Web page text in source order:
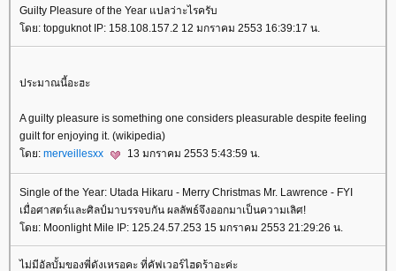
Guilty Pleasure of the Year แปลว่าะไรครับ
ดย: topguknot IP: 158.108.157.2 12 มกราคม 2553 16:39:17 น.
ประมาณนี้อะฮะ
A guilty pleasure is something one considers pleasurable despite feeling
guilt for enjoying it. (wikipedia)
ดย: merveillesxx 13 มกราคม 2553 5:43:59 น.
Single of the Year: Utada Hikaru - Merry Christmas Mr. Lawrence - FYI
เมื่อศาสตร์และศิลป์มาบรรจบกัน ผลลัพธ์จึงออกมาเป็นความเลิศ!
ดย: Moonlight Mile IP: 125.24.57.253 15 มกราคม 2553 21:29:26 น.
ไม่มีอัลบั้มของพี่ดังเหรอคะ ที่คัฟเวอร์ไฮดร้าอะค่ะ